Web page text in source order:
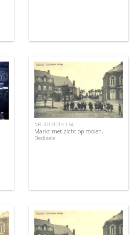
NR_20121019_134
Markt met zicht op molen,
Dadizele